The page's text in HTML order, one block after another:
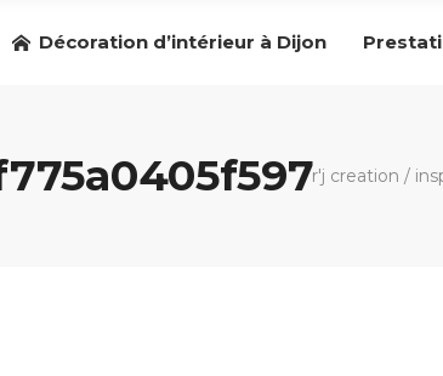
Décoration d’intérieur à Dijon
r'j creation /